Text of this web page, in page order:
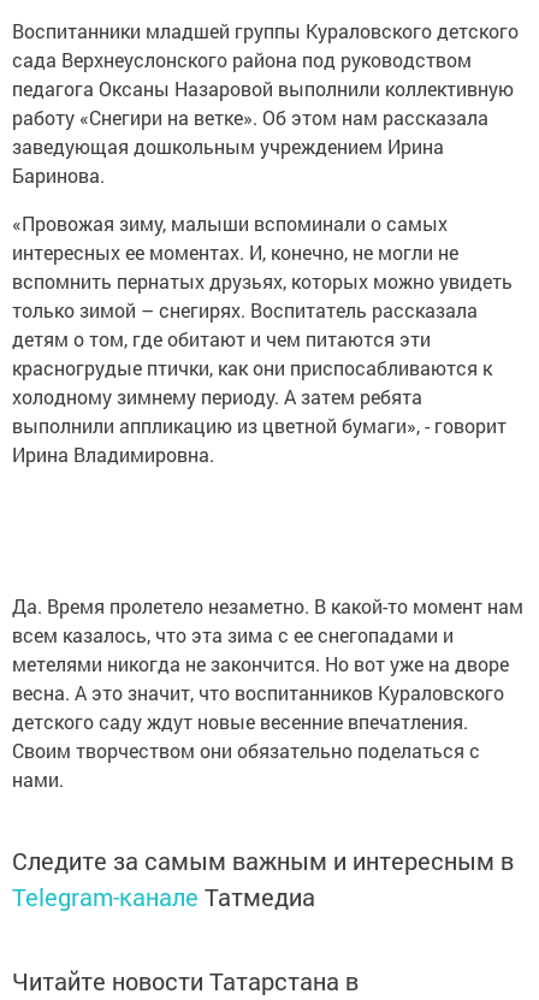
Воспитанники младшей группы Кураловского детского
сада Верхнеуслонского района под руководством
педагога Оксаны Назаровой выполнили коллективную
работу «Снегири на ветке». Об этом нам рассказала
заведующая дошкольным учреждением Ирина
Баринова.
«Провожая зиму, малыши вспоминали о самых
интересных ее моментах. И, конечно, не могли не
вспомнить пернатых друзьях, которых можно увидеть
только зимой – снегирях. Воспитатель рассказала
детям о том, где обитают и чем питаются эти
красногрудые птички, как они приспосабливаются к
холодному зимнему периоду. А затем ребята
выполнили аппликацию из цветной бумаги», - говорит
Ирина Владимировна.
Да. Время пролетело незаметно. В какой-то момент нам
всем казалось, что эта зима с ее снегопадами и
метелями никогда не закончится. Но вот уже на дворе
весна. А это значит, что воспитанников Кураловского
детского саду ждут новые весенние впечатления.
Своим творчеством они обязательно поделаться с
нами.
Следите за самым важным и интересным в
Telegram-канале Татмедиа
Читайте новости Татарстана в